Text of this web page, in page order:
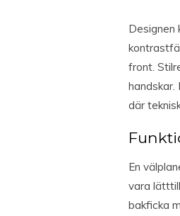
Designen
front.
där
En
vara
bakficka